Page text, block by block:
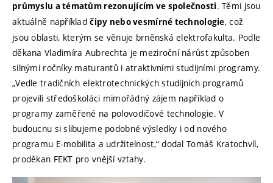
průmyslu a tématům rezonujícím ve společnosti. Těmi jsou
aktuálně například čipy nebo vesmírné technologie, což
jsou oblasti, kterým se věnuje brněnská elektrofakulta. Podle
děkana Vladimíra Aubrechta je meziroční nárůst způsoben
silnými ročníky maturantů i atraktivními studijními programy.
„Vedle tradičních elektrotechnických studijních programů
projevili středoškoláci mimořádný zájem například o
programy zaměřené na polovodičové technologie. V
budoucnu si slibujeme podobné výsledky i od nového
programu E-mobilita a udržitelnost,“ dodal Tomáš Kratochvíl,
proděkan FEKT pro vnější vztahy.